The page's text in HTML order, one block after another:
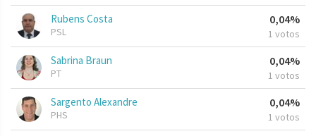
Rubens Costa
PSL
0,04%
1 votos
Sabrina Braun
PT
0,04%
1 votos
Sargento Alexandre
PHS
0,04%
1 votos